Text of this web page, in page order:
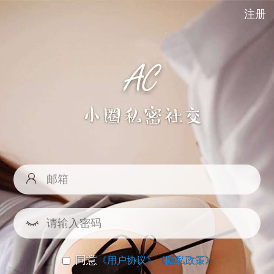
注册
同意《用户协议》《隐私政策》